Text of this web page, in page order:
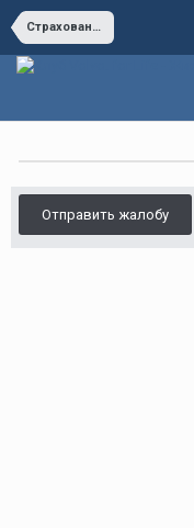
Страхование/кредитование автомобиля
Отправить жалобу